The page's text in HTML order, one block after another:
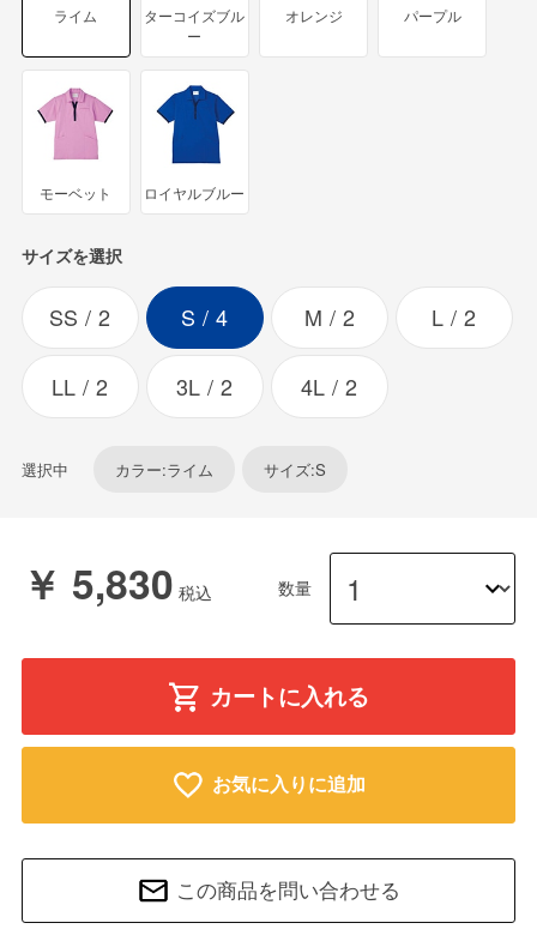
ライム
ターコイズブル
ー
オレンジ パープル
モーベット ロイヤルブルー
サイズを選択
SS 2 S 4 M 2 L 2
LL 2 3L 2 4L 2
選択中 カラー:ライム サイズ:S
￥ 5,830 数量
カートに入れる
お気に入りに追加
この商品を問い合わせる